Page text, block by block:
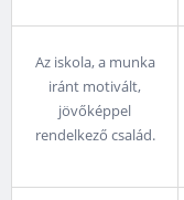
Az iskola, a munka
iránt motivált,
jövőképpel
rendelkező család.